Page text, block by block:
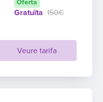
Veure tarifa
Oferta
Gratuïta 150€